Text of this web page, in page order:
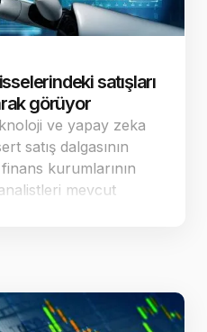
satışları
görüyor
ve yapay zeka
satış dalgasının
kurumlarının
mevcut